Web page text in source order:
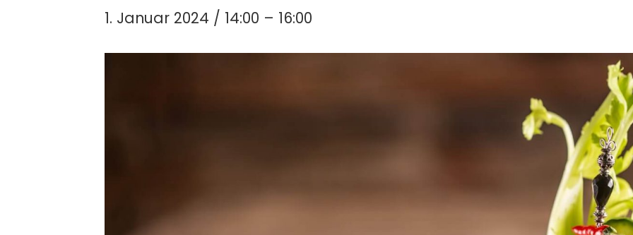
1. Januar 2024 / 14:00 – 16:00